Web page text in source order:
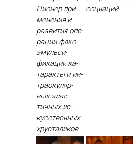
Пи­онер при­
мене­ния и
раз­ви­тия опе­
рации фа­ко­
эмуль­си­
фика­ции ка­
тарак­ты и ин­
тра­оку­ляр­
ных элас­
тичных ис­
кусс­твен­ных
хрус­та­ликов
со­ци­аций